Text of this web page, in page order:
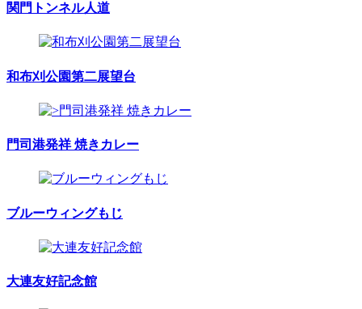
関門トンネル人道
和布刈公園第二展望台
門司港発祥 焼きカレー
ブルーウィングもじ
大連友好記念館